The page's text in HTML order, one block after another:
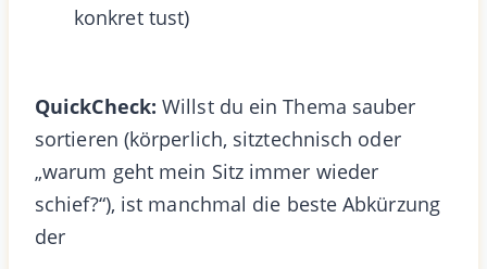
konkret tust)
QuickCheck: Willst du ein Thema sauber
sortieren (körperlich, sitztechnisch oder
„warum geht mein Sitz immer wieder
schief?“), ist manchmal die beste Abkürzung
der